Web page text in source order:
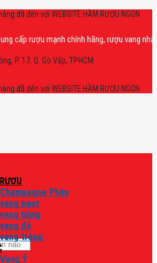
đã đến với WEBSITE HẦM RƯỢU NGON
rượu mạnh chính hãng, rượu vang nhập
P. 17, Q. Gò Vấp, TPHCM
đã đến với WEBSITE HẦM RƯỢU NGON
Pháp
ngọt
hồng
đỏ
trắng
Ý